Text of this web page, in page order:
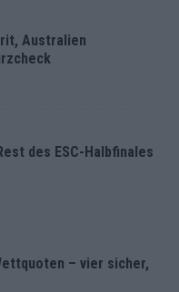
Australien
des ESC-Halbfinales
– vier sicher,